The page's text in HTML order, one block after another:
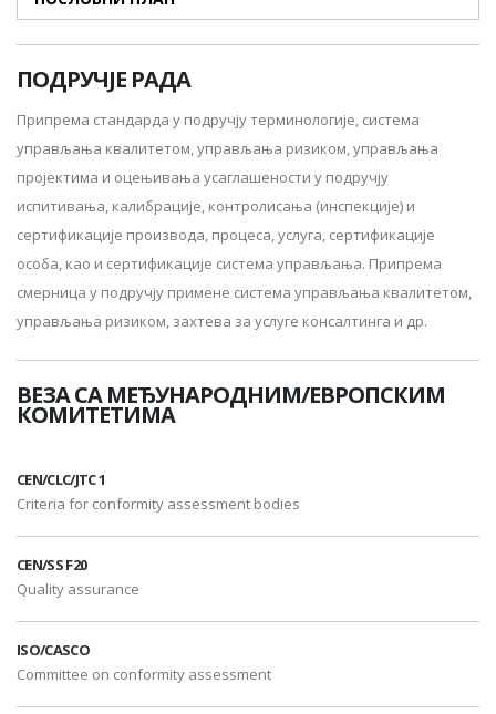
ПОДРУЧЈЕ РАДА
Припрема стандарда у подручју терминологије, система
управљања квалитетом, управљања ризиком, управљања
пројектима и оцењивања усаглашености у подручју
испитивања, калибрације, контролисања (инспекције) и
сертификације производа, процеса, услуга, сертификације
особа, као и сертификације система управљања. Припрема
смерница у подручју примене система управљања квалитетом,
управљања ризиком, захтева за услуге консалтинга и др.
ВЕЗА СА МЕЂУНАРОДНИМ/ЕВРОПСКИМ
КОМИТЕТИМА
CEN/CLC/JTC 1
Criteria for conformity assessment bodies
CEN/SS F20
Quality assurance
ISO/CASCO
Committee on conformity assessment